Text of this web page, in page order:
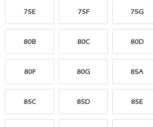
75E 75F 75G
80B 80C 80D
80F 80G 85A
85C 85D 85E